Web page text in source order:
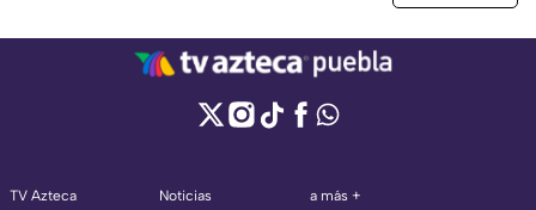
TV Azteca
Noticias
a más +